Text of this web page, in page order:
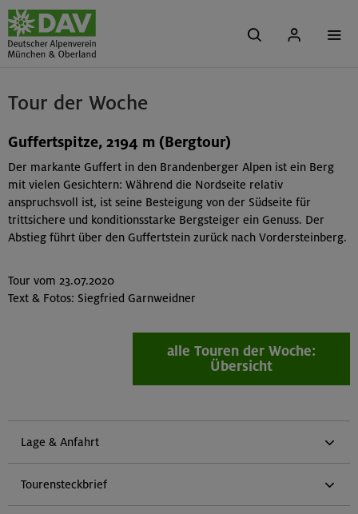
Tour der Woche
Guffertspitze, 2194 m (Bergtour)
Der markante Guffert in den Brandenberger Alpen ist ein Berg
mit vielen Gesichtern: Während die Nordseite relativ
anspruchsvoll ist, ist seine Besteigung von der Südseite für
trittsichere und konditionsstarke Bergsteiger ein Genuss. Der
Abstieg führt über den Guffertstein zurück nach Vordersteinberg.
Tour vom 23.07.2020
Text & Fotos: Siegfried Garnweidner
alle Touren der Woche:
Übersicht
Lage & Anfahrt
Tourensteckbrief